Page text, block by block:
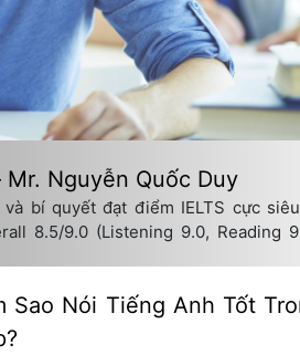
Nguyễn Quốc Duy
bí quyết đạt điểm IELTS cực
8.5/9.0 (Listening 9.0, Reading
Sao Nói Tiếng Anh Tốt